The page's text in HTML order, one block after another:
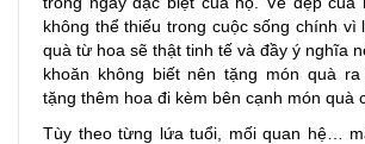
không thể thiếu trong cuộc sống chính vì
quà từ hoa sẽ thật tinh tế và đầy ý nghĩa
khoăn không biết nên tặng món quà
tặng thêm hoa đi kèm bên cạnh món quà
Tùy theo từng lứa tuổi, mối quan hệ…